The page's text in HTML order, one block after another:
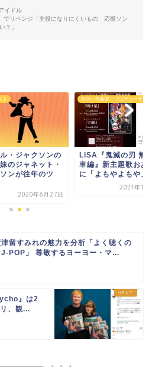
イドル
でリベンジ「主役になりにくいもの 応援ソン
？」
ト
・ジャクソンの
のジャネット・
ンが往年のツ
2020年6月27日
作詞・作曲家・プロデューサー
LiSA『鬼滅の刃 無
車編』新主題歌おあ
に「よもやよもや」
2021年10
津留すみれの魅力を分析「よく聴くの
J-POP」 尊敬するヨーヨー・マ...
』は2
、観...